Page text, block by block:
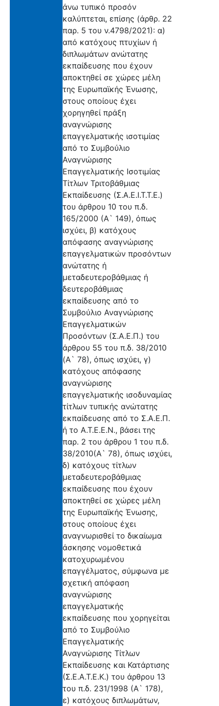
άνω τυπικό προσόν
καλύπτεται, επίσης (άρθρ. 22
παρ. 5 του ν.4798/2021): α)
από κατόχους πτυχίων ή
διπλωμάτων ανώτατης
εκπαίδευσης που έχουν
αποκτηθεί σε χώρες μέλη
της Ευρωπαϊκής Ένωσης,
στους οποίους έχει
χορηγηθεί πράξη
αναγνώρισης
επαγγελματικής ισοτιμίας
από το Συμβούλιο
Αναγνώρισης
Επαγγελματικής Ισοτιμίας
Τίτλων Τριτοβάθμιας
Εκπαίδευσης (Σ.Α.Ε.Ι.Τ.Τ.Ε.)
του άρθρου 10 του π.δ.
165/2000 (Α` 149), όπως
ισχύει, β) κατόχους
απόφασης αναγνώρισης
επαγγελματικών προσόντων
ανώτατης ή
μεταδευτεροβάθμιας ή
δευτεροβάθμιας
εκπαίδευσης από το
Συμβούλιο Αναγνώρισης
Επαγγελματικών
Προσόντων (Σ.Α.Ε.Π.) του
άρθρου 55 του π.δ. 38/2010
(Α` 78), όπως ισχύει, γ)
κατόχους απόφασης
αναγνώρισης
επαγγελματικής ισοδυναμίας
τίτλων τυπικής ανώτατης
εκπαίδευσης από το Σ.Α.Ε.Π.
ή το Α.Τ.Ε.Ε.Ν., βάσει της
παρ. 2 του άρθρου 1 του π.δ.
38/2010(Α` 78), όπως ισχύει,
δ) κατόχους τίτλων
μεταδευτεροβάθμιας
εκπαίδευσης που έχουν
αποκτηθεί σε χώρες μέλη
της Ευρωπαϊκής Ένωσης,
στους οποίους έχει
αναγνωρισθεί το δικαίωμα
άσκησης νομοθετικά
κατοχυρωμένου
επαγγέλματος, σύμφωνα με
σχετική απόφαση
αναγνώρισης
επαγγελματικής
εκπαίδευσης που χορηγείται
από το Συμβούλιο
Επαγγελματικής
Αναγνώρισης Τίτλων
Εκπαίδευσης και Κατάρτισης
(Σ.Ε.Α.Τ.Ε.Κ.) του άρθρου 13
του π.δ. 231/1998 (Α` 178),
ε) κατόχους διπλωμάτων,